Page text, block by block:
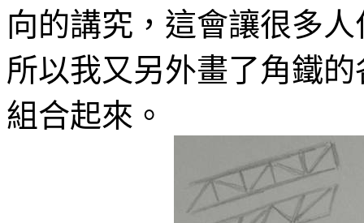
向的講究，這會讓很多
所以我又另外畫了角鐵
組合起來。